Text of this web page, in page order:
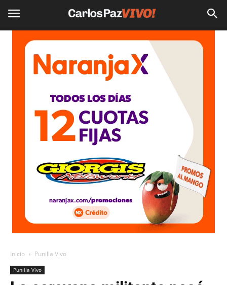
Inicio Punilla Vivo
Punilla Vivo